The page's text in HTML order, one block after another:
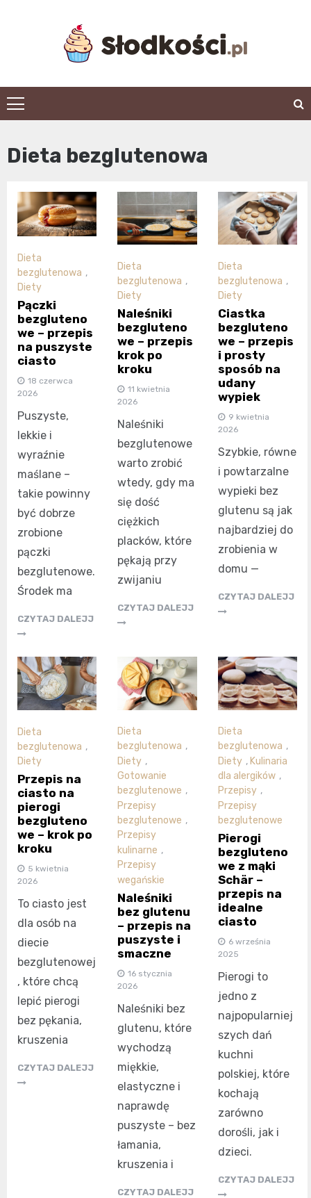
slodkosci.pl
Dieta bezglutenowa
Dieta
bezglutenowa ,
Diety
Pączki
bezgluteno
we – przepis
na puszyste
ciasto
18 czerwca
2026
Puszyste,
lekkie i
wyraźnie
maślane –
takie powinny
być dobrze
zrobione
pączki
bezglutenowe.
Środek ma
CZYTAJ DALEJJ
Dieta
bezglutenowa ,
Diety
Naleśniki
bezgluteno
we – przepis
krok po
kroku
11 kwietnia
2026
Naleśniki
bezglutenowe
warto zrobić
wtedy, gdy ma
się dość
ciężkich
placków, które
pękają przy
zwijaniu
CZYTAJ DALEJJ
Dieta
bezglutenowa ,
Diety
Ciastka
bezgluteno
we – przepis
i prosty
sposób na
udany
wypiek
9 kwietnia
2026
Szybkie, równe
i powtarzalne
wypieki bez
glutenu są jak
najbardziej do
zrobienia w
domu —
CZYTAJ DALEJJ
Dieta
bezglutenowa ,
Diety
Przepis na
ciasto na
pierogi
bezgluteno
we – krok po
kroku
5 kwietnia
2026
To ciasto jest
dla osób na
diecie
bezglutenowej
, które chcą
lepić pierogi
bez pękania,
kruszenia
CZYTAJ DALEJJ
Dieta
bezglutenowa ,
Diety ,
Gotowanie
bezglutenowe ,
Przepisy
bezglutenowe ,
Przepisy
kulinarne ,
Przepisy
wegańskie
Naleśniki
bez glutenu
– przepis na
puszyste i
smaczne
16 stycznia
2026
Naleśniki bez
glutenu, które
wychodzą
miękkie,
elastyczne i
naprawdę
puszyste – bez
łamania,
kruszenia i
CZYTAJ DALEJJ
Dieta
bezglutenowa ,
Diety , Kulinaria
dla alergików ,
Przepisy ,
Przepisy
bezglutenowe
Pierogi
bezgluteno
we z mąki
Schär –
przepis na
idealne
ciasto
6 września
2025
Pierogi to
jedno z
najpopularniej
szych dań
kuchni
polskiej, które
kochają
zarówno
dorośli, jak i
dzieci.
CZYTAJ DALEJJ